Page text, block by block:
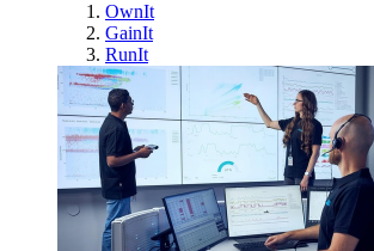
OwnIt
GainIt
RunIt